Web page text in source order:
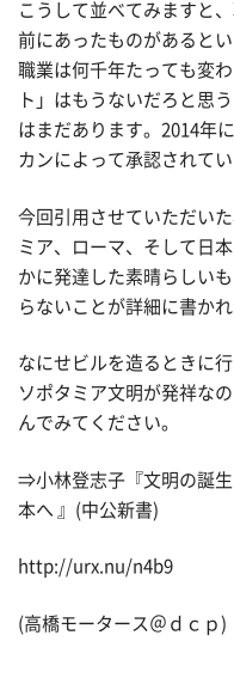
こうして並べてみますと
前にあったものがあると
職業は何千年たっても変
ト」はもうないだろと思
はまだあります。2014年
カンによって承認されてい
今回引用させていただい
ミア、ローマ、そして日
かに発達した素晴らしい
らないことが詳細に書かれ
なにせビルを造るときに
ソポタミア文明が発祥な
んでみてください。
⇒小林登志子『文明の誕
本へ 』(中公新書)
http://urx.nu/n4b9
(高橋モータース＠ｄｃｐ)